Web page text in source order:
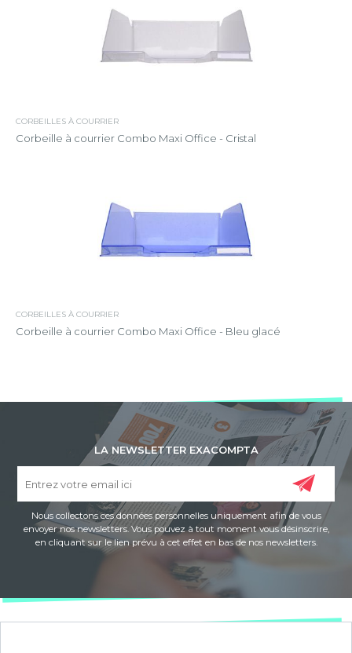
CORBEILLES À COURRIER
Corbeille à courrier Combo Maxi Office - Cristal
CORBEILLES À COURRIER
Corbeille à courrier Combo Maxi Office - Bleu glacé
LA NEWSLETTER EXACOMPTA
Nous collectons ces données personnelles uniquement afin de vous
envoyer nos newsletters. Vous pouvez à tout moment vous désinscrire,
en cliquant sur le lien prévu à cet effet en bas de nos newsletters.